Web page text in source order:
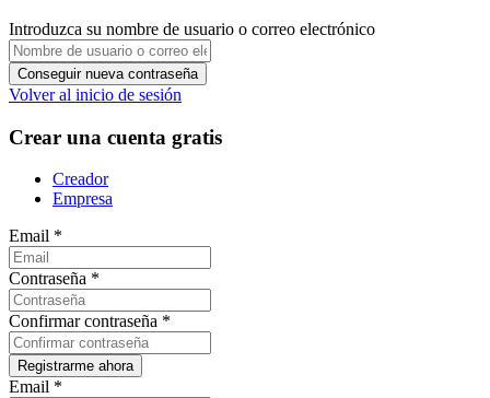
Introduzca su nombre de usuario o correo electrónico
Volver al inicio de sesión
Crear una cuenta gratis
Creador
Empresa
Email *
Contraseña *
Confirmar contraseña *
Email *